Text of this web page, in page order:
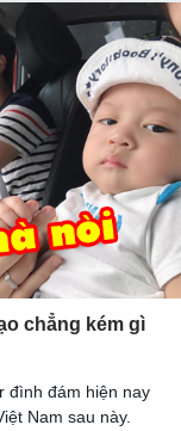
chẳng kém gì
đình đám hiện nay
Nam sau này.